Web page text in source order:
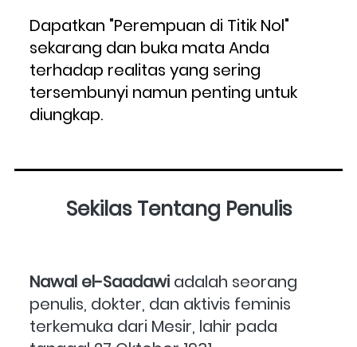
Dapatkan "Perempuan di Titik Nol"
sekarang dan buka mata Anda
terhadap realitas yang sering
tersembunyi namun penting untuk
diungkap.
Sekilas Tentang Penulis
Nawal el-Saadawi adalah seorang
penulis, dokter, dan aktivis feminis
terkemuka dari Mesir, lahir pada